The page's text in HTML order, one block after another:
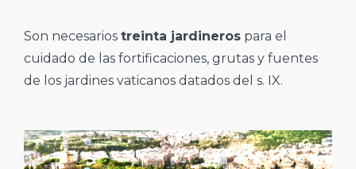
Son necesarios treinta jardineros para el
cuidado de las fortificaciones, grutas y fuentes
de los jardines vaticanos datados del s. IX.